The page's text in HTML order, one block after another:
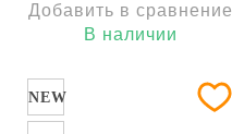
Добавить в сравнение
В наличии
NEW